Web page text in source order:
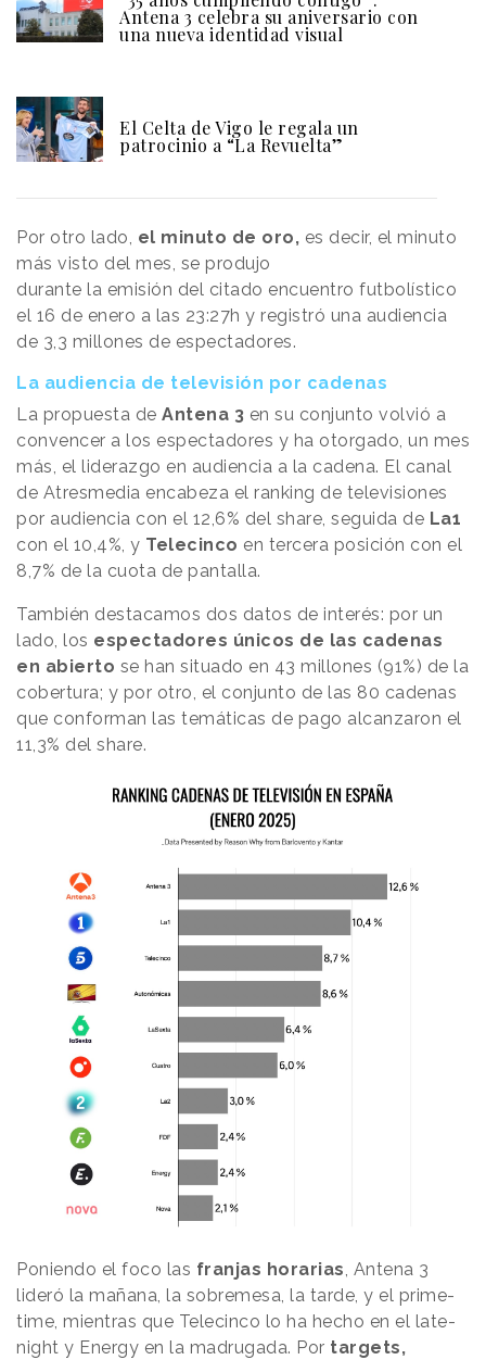
Antena 3 celebra su aniversario con
una nueva identidad visual
El Celta de Vigo le regala un
patrocinio a “La Revuelta”
Por otro lado, el minuto de oro, es decir, el minuto
más visto del mes, se produjo
durante la emisión del citado encuentro futbolístico
el 16 de enero a las 23:27h y registró una audiencia
de 3,3 millones de espectadores.
La audiencia de televisión por cadenas
La propuesta de Antena 3 en su conjunto volvió a
convencer a los espectadores y ha otorgado, un mes
más, el liderazgo en audiencia a la cadena. El canal
de Atresmedia encabeza el ranking de televisiones
por audiencia con el 12,6% del share, seguida de La1
con el 10,4%, y Telecinco en tercera posición con el
8,7% de la cuota de pantalla.
También destacamos dos datos de interés: por un
lado, los espectadores únicos de las cadenas
en abierto se han situado en 43 millones (91%) de la
cobertura; y por otro, el conjunto de las 80 cadenas
que conforman las temáticas de pago alcanzaron el
11,3% del share.
Poniendo el foco las franjas horarias, Antena 3
lideró la mañana, la sobremesa, la tarde, y el prime-
time, mientras que Telecinco lo ha hecho en el late-
night y Energy en la madrugada. Por targets,